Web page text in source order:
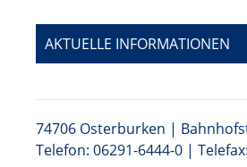
AKTUELLE INFORMATIONEN
74706 Osterburken |
Telefon: 06291-6444-0 |